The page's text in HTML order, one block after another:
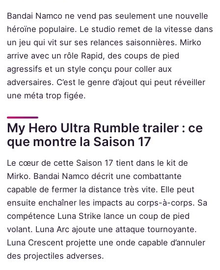
Bandai Namco ne vend pas seulement une nouvelle
héroïne populaire. Le studio remet de la vitesse dans
un jeu qui vit sur ses relances saisonnières. Mirko
arrive avec un rôle Rapid, des coups de pied
agressifs et un style conçu pour coller aux
adversaires. C’est le genre d’ajout qui peut réveiller
une méta trop figée.
My Hero Ultra Rumble trailer : ce
que montre la Saison 17
Le cœur de cette Saison 17 tient dans le kit de
Mirko. Bandai Namco décrit une combattante
capable de fermer la distance très vite. Elle peut
ensuite enchaîner les impacts au corps-à-corps. Sa
compétence Luna Strike lance un coup de pied
volant. Luna Arc ajoute une attaque tournoyante.
Luna Crescent projette une onde capable d’annuler
des projectiles adverses.